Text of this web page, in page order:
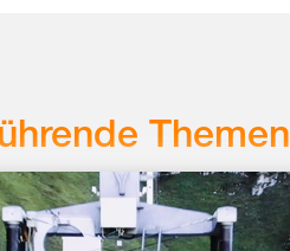
Themen